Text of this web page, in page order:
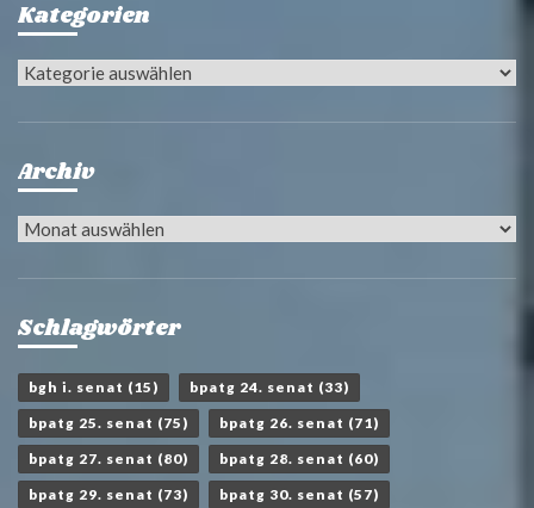
Kategorien
Kategorien
Archiv
Archiv
Schlagwörter
bgh i. senat (15) bpatg 24. senat (33)
bpatg 25. senat (75) bpatg 26. senat (71)
bpatg 27. senat (80) bpatg 28. senat (60)
bpatg 29. senat (73) bpatg 30. senat (57)